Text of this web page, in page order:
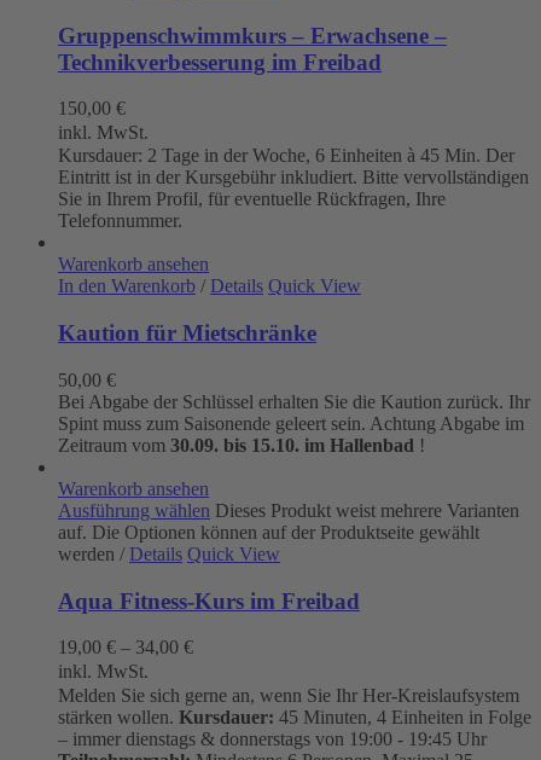
Gruppenschwimmkurs – Erwachsene –
Technikverbesserung im Freibad
150,00 €
inkl. MwSt.
Kursdauer: 2 Tage in der Woche, 6 Einheiten à 45 Min. Der
Eintritt ist in der Kursgebühr inkludiert. Bitte vervollständigen
Sie in Ihrem Profil, für eventuelle Rückfragen, Ihre
Telefonnummer.
Warenkorb ansehen
In den Warenkorb / Details Quick View
Kaution für Mietschränke
50,00 €
Bei Abgabe der Schlüssel erhalten Sie die Kaution zurück. Ihr
Spint muss zum Saisonende geleert sein. Achtung Abgabe im
Zeitraum vom 30.09. bis 15.10. im Hallenbad !
Warenkorb ansehen
Ausführung wählen Dieses Produkt weist mehrere Varianten
auf. Die Optionen können auf der Produktseite gewählt
werden / Details Quick View
Aqua Fitness-Kurs im Freibad
19,00 € – 34,00 €
inkl. MwSt.
Melden Sie sich gerne an, wenn Sie Ihr Her-Kreislaufsystem
stärken wollen. Kursdauer: 45 Minuten, 4 Einheiten in Folge
– immer dienstags & donnerstags von 19:00 - 19:45 Uhr